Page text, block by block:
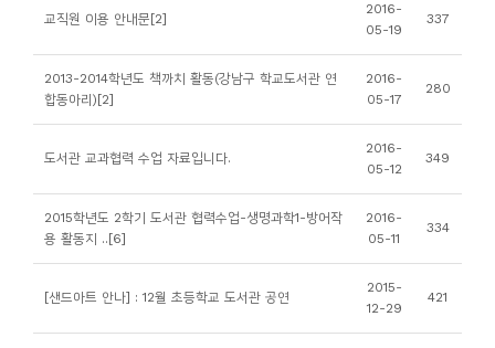
교직원 이용 안내문[2]
2016-
05-19
337
2013-2014학년도 책까치 활동(강남구 학교도서관 연
합동아리)[2]
2016-
05-17
280
도서관 교과협력 수업 자료입니다.
2016-
05-12
349
2015학년도 2학기 도서관 협력수업-생명과학1-방어작
용 활동지 ..[6]
2016-
05-11
334
[샌드아트 안나] : 12월 초등학교 도서관 공연
2015-
12-29
421